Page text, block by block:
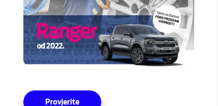
Provjerite